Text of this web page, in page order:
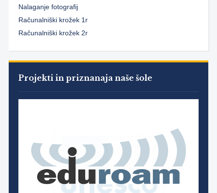
Nalaganje fotografij
Računalniški krožek 1r
Računalniški krožek 2r
Projekti in priznanaja naše šole